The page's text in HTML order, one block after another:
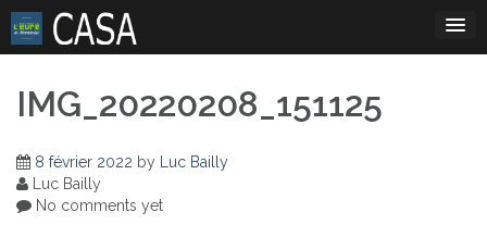
Skip
content
IMG_20220208_151125
8 février 2022 by Luc Bailly
Luc Bailly
No comments yet